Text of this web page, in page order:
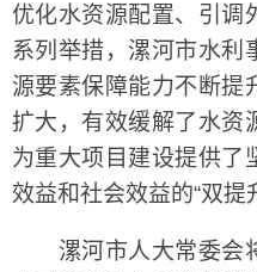
优化水资源配置、引调
系列举措，漯河市水利
源要素保障能力不断提
扩大，有效缓解了水资
为重大项目建设提供了
效益和社会效益的“双提
漯河市人大常委会